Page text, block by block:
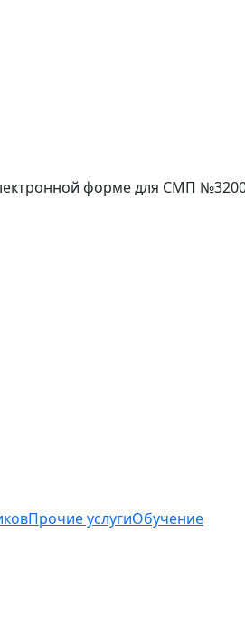
форме для СМП
Прочие услугиОбучение